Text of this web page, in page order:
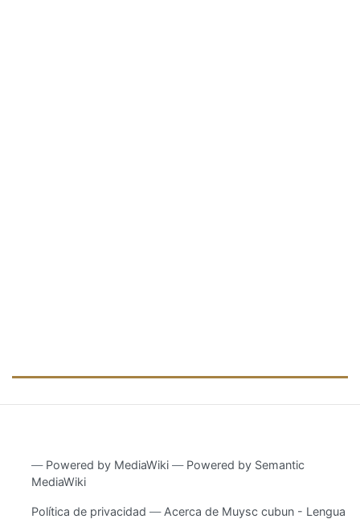
― Powered by MediaWiki ― Powered by Semantic
MediaWiki
Política de privacidad
Acerca de Muysc cubun - Lengua